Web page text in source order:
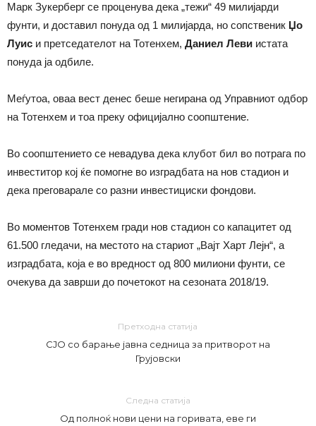
Марк Зукерберг се проценува дека „тежи“ 49 милијарди
фунти, и доставил понуда од 1 милијарда, но сопственик Џо
Луис и претседателот на Тотенхем, Даниел Леви истата
понуда ја одбиле.
Меѓутоа, оваа вест денес беше негирана од Управниот одбор
на Тотенхем и тоа преку официјално соопштение.
Во соопштението се невадува дека клубот бил во потрага по
инвеститор кој ќе помогне во изградбата на нов стадион и
дека преговарале со разни инвестициски фондови.
Во моментов Тотенхем гради нов стадион со капацитет од
61.500 гледачи, на местото на стариот „Вајт Харт Лејн“, а
изградбата, која е во вредност од 800 милиони фунти, се
очекува да заврши до почетокот на сезоната 2018/19.
Претходна статија
СЈО со барање јавна седница за притворот на
Грујовски
Следна статија
Од полноќ нови цени на горивата, еве ги